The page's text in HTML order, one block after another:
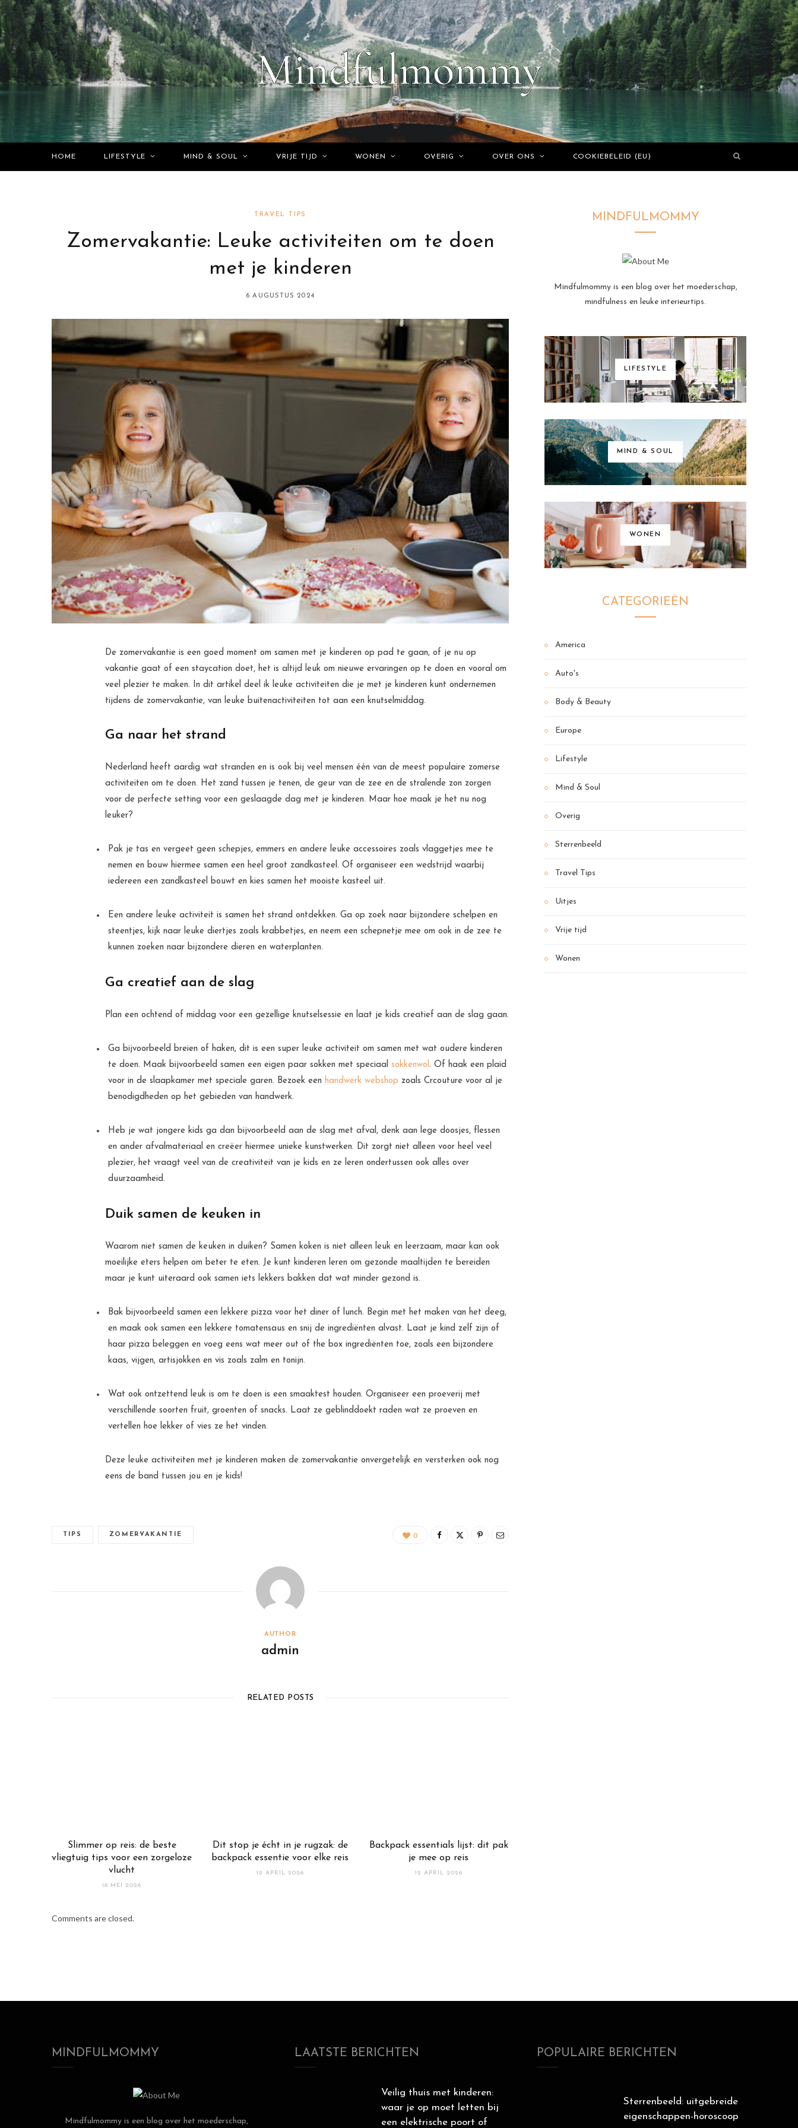
HOME LIFESTYLE MIND & SOUL VRIJE TIJD WONEN OVERIG OVER ONS COOKIEBELEID (EU)
TRAVEL TIPS
Zomervakantie: Leuke activiteiten om te doen
met je kinderen
6 AUGUSTUS 2024
De zomervakantie is een goed moment om samen met je kinderen op pad te gaan, of je nu op
vakantie gaat of een staycation doet, het is altijd leuk om nieuwe ervaringen op te doen en vooral om
veel plezier te maken. In dit artikel deel ik leuke activiteiten die je met je kinderen kunt ondernemen
tijdens de zomervakantie, van leuke buitenactiviteiten tot aan een knutselmiddag.
Ga naar het strand
Nederland heeft aardig wat stranden en is ook bij veel mensen één van de meest populaire zomerse
activiteiten om te doen. Het zand tussen je tenen, de geur van de zee en de stralende zon zorgen
voor de perfecte setting voor een geslaagde dag met je kinderen. Maar hoe maak je het nu nog
leuker?
Pak je tas en vergeet geen schepjes, emmers en andere leuke accessoires zoals vlaggetjes mee te
nemen en bouw hiermee samen een heel groot zandkasteel. Of organiseer een wedstrijd waarbij
iedereen een zandkasteel bouwt en kies samen het mooiste kasteel uit.
Een andere leuke activiteit is samen het strand ontdekken. Ga op zoek naar bijzondere schelpen en
steentjes, kijk naar leuke diertjes zoals krabbetjes, en neem een schepnetje mee om ook in de zee te
kunnen zoeken naar bijzondere dieren en waterplanten.
Ga creatief aan de slag
Plan een ochtend of middag voor een gezellige knutselsessie en laat je kids creatief aan de slag gaan.
Ga bijvoorbeeld breien of haken, dit is een super leuke activiteit om samen met wat oudere kinderen
te doen. Maak bijvoorbeeld samen een eigen paar sokken met speciaal sokkenwol . Of haak een plaid
voor in de slaapkamer met speciale garen. Bezoek een handwerk webshop zoals Crcouture voor al je
benodigdheden op het gebieden van handwerk.
Heb je wat jongere kids ga dan bijvoorbeeld aan de slag met afval, denk aan lege doosjes, flessen
en ander afvalmateriaal en creëer hiermee unieke kunstwerken. Dit zorgt niet alleen voor heel veel
plezier, het vraagt veel van de creativiteit van je kids en ze leren ondertussen ook alles over
duurzaamheid.
Duik samen de keuken in
Waarom niet samen de keuken in duiken? Samen koken is niet alleen leuk en leerzaam, maar kan ook
moeilijke eters helpen om beter te eten. Je kunt kinderen leren om gezonde maaltijden te bereiden
maar je kunt uiteraard ook samen iets lekkers bakken dat wat minder gezond is.
Bak bijvoorbeeld samen een lekkere pizza voor het diner of lunch. Begin met het maken van het deeg,
en maak ook samen een lekkere tomatensaus en snij de ingrediënten alvast. Laat je kind zelf zijn of
haar pizza beleggen en voeg eens wat meer out of the box ingrediënten toe, zoals een bijzondere
kaas, vijgen, artisjokken en vis zoals zalm en tonijn.
Wat ook ontzettend leuk is om te doen is een smaaktest houden. Organiseer een proeverij met
verschillende soorten fruit, groenten of snacks. Laat ze geblinddoekt raden wat ze proeven en
vertellen hoe lekker of vies ze het vinden.
Deze leuke activiteiten met je kinderen maken de zomervakantie onvergetelijk en versterken ook nog
eens de band tussen jou en je kids!
TIPS ZOMERVAKANTIE 0
AUTHOR
admin
RELATED POSTS
Slimmer op reis: de beste
vliegtuig tips voor een zorgeloze
vlucht
18 MEI 2026
Dit stop je écht in je rugzak: de
backpack essentie voor elke reis
12 APRIL 2026
Backpack essentials lijst: dit pak
je mee op reis
12 APRIL 2026
Comments are closed.
MINDFULMOMMY
Mindfulmommy is een blog over het moederschap,
mindfulness en leuke interieurtips.
LIFESTYLE
MIND & SOUL
WONEN
CATEGORIEËN
America
Auto's
Body & Beauty
Europe
Lifestyle
Mind & Soul
Overig
Sterrenbeeld
Travel Tips
Uitjes
Vrije tijd
Wonen
MINDFULMOMMY
Mindfulmommy is een blog over het moederschap,
LAATSTE BERICHTEN
Veilig thuis met kinderen:
waar je op moet letten bij
een elektrische poort of
POPULAIRE BERICHTEN
Sterrenbeeld: uitgebreide
eigenschappen-horoscoop